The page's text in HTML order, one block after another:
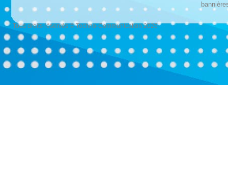
Tous droits réservés © Techno-Communication 2026